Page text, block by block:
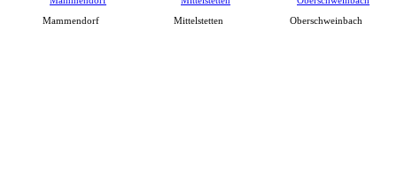
Mammendorf Mittelstetten Oberschweinbach